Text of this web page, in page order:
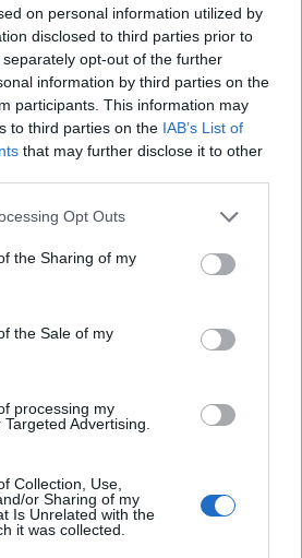
on personal information utilized by
disclosed to third parties prior to
opt-out of the further
information by third parties on the
participants. This information may
to third parties on the IAB’s List of
that may further disclose it to other
Opt Outs
the Sharing of my
the Sale of my
processing my
Advertising.
Collection, Use,
or Sharing of my
Is Unrelated with the
it was collected.
δύο άνδρες
2026 11:45
- ΤΑΞΊΔΙΑ • ΕΝΔΙΑΦΕΡΟΝΤΑ • ΚΡΗΤΗ
Κρήτη – Αθήνα αυτές με τις
αναταράξεις στην
• ΠΟΛΙΤΙΚΗ
του για ολιγοήμερες
(ΦΩΤΟΓΡΑΦΙΕΣ)
2026 08:08
League: Η Άντερλεχτ νίκησε 1-0
στην Τούμπα κι όλα θα
στις Βρυξέλλες